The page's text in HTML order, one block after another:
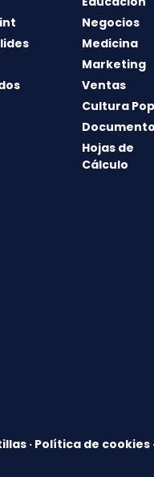
Negocios
Medicina
Marketing
Ventas
Cultura Pop
Hojas de
Cálculo
· Política de cookies